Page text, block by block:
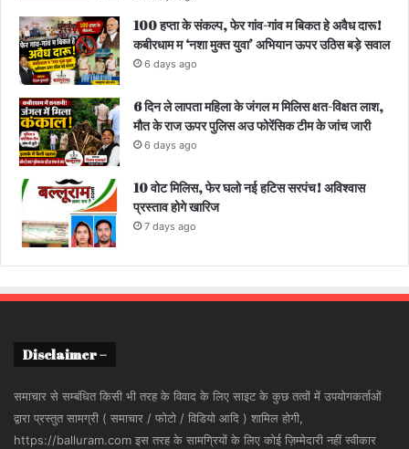
100 हप्ता के संकल्प, फेर गांव-गांव म बिकत हे अवैध दारू!
कबीरधाम म ‘नशा मुक्त युवा’ अभियान ऊपर उठिस बड़े सवाल
6 days ago
6 दिन ले लापता महिला के जंगल म मिलिस क्षत-विक्षत लाश,
मौत के राज ऊपर पुलिस अउ फोरेंसिक टीम के जांच जारी
6 days ago
10 वोट मिलिस, फेर घलो नई हटिस सरपंच! अविश्वास
प्रस्ताव होगे खारिज
7 days ago
Disclaimer –
समाचार से सम्बंधित किसी भी तरह के विवाद के लिए साइट के कुछ तत्वों में उपयोगकर्ताओं
द्वारा प्रस्तुत सामग्री ( समाचार / फोटो / विडियो आदि ) शामिल होगी,
https://balluram.com इस तरह के सामग्रियों के लिए कोई ज़िम्मेदारी नहीं स्वीकार